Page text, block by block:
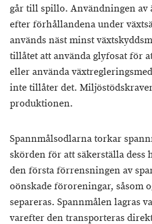
går till spillo. Användningen av
efter förhållandena under
används näst minst
tillåtet att använda glyfosat för
eller använda
inte tillåter det.
produktionen.
Spannmålsodlarna torkar
skörden för att säkerställa dess
den första förrensningen av
oönskade föroreningar, såsom
separeras. Spannmålen lagras
varefter den transporteras